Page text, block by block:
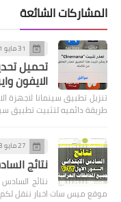
المشاركات الشائعة
31 مايو 2021
تحميل
الايفون
تنزيل تطبيق سينمانا لاجهزة
طريقة دائميه لتثبيت تطبيق
27 مايو 2023
نتائج
موقع ميس سات اخبار ننقل لكم